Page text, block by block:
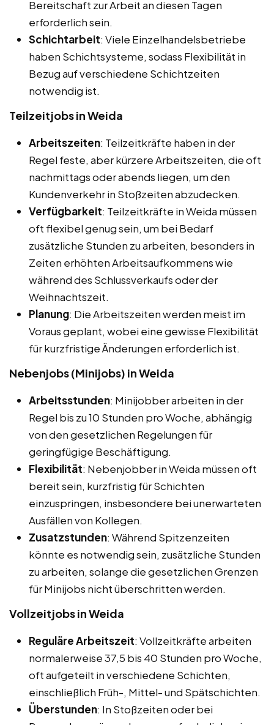
Bereitschaft zur Arbeit an diesen Tagen
erforderlich sein.
Schichtarbeit: Viele Einzelhandelsbetriebe
haben Schichtsysteme, sodass Flexibilität in
Bezug auf verschiedene Schichtzeiten
notwendig ist.
Teilzeitjobs in Weida
Arbeitszeiten: Teilzeitkräfte haben in der
Regel feste, aber kürzere Arbeitszeiten, die oft
nachmittags oder abends liegen, um den
Kundenverkehr in Stoßzeiten abzudecken.
Verfügbarkeit: Teilzeitkräfte in Weida müssen
oft flexibel genug sein, um bei Bedarf
zusätzliche Stunden zu arbeiten, besonders in
Zeiten erhöhten Arbeitsaufkommens wie
während des Schlussverkaufs oder der
Weihnachtszeit.
Planung: Die Arbeitszeiten werden meist im
Voraus geplant, wobei eine gewisse Flexibilität
für kurzfristige Änderungen erforderlich ist.
Nebenjobs (Minijobs) in Weida
Arbeitsstunden: Minijobber arbeiten in der
Regel bis zu 10 Stunden pro Woche, abhängig
von den gesetzlichen Regelungen für
geringfügige Beschäftigung.
Flexibilität: Nebenjobber in Weida müssen oft
bereit sein, kurzfristig für Schichten
einzuspringen, insbesondere bei unerwarteten
Ausfällen von Kollegen.
Zusatzstunden: Während Spitzenzeiten
könnte es notwendig sein, zusätzliche Stunden
zu arbeiten, solange die gesetzlichen Grenzen
für Minijobs nicht überschritten werden.
Vollzeitjobs in Weida
Reguläre Arbeitszeit: Vollzeitkräfte arbeiten
normalerweise 37,5 bis 40 Stunden pro Woche,
oft aufgeteilt in verschiedene Schichten,
einschließlich Früh-, Mittel- und Spätschichten.
Überstunden: In Stoßzeiten oder bei